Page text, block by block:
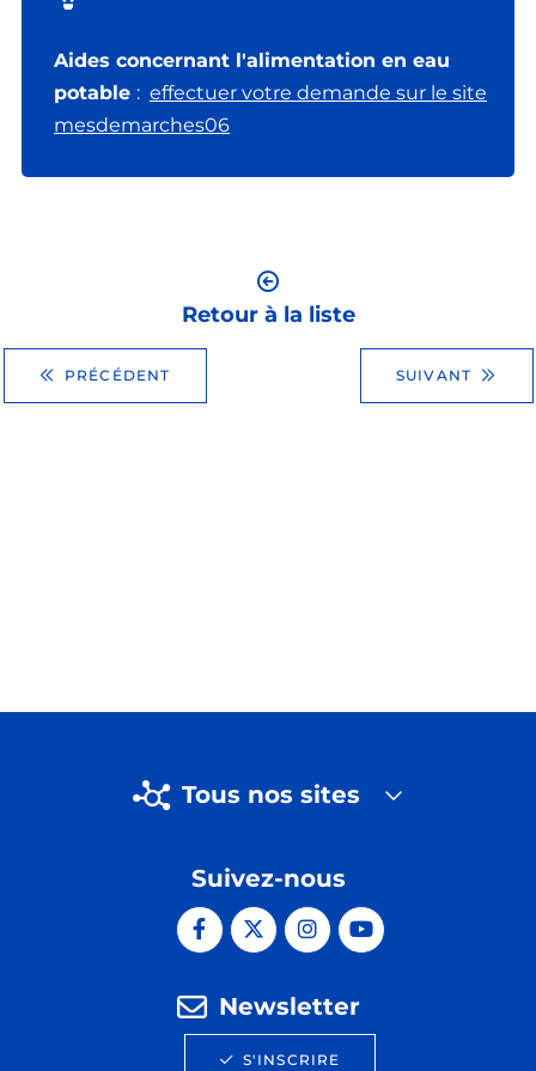
Aides concernant l'alimentation en eau
potable : effectuer votre demande sur le site
mesdemarches06
PRÉCÉDENT
Retour à la liste
SUIVANT
Tous nos sites
Suivez-nous
Newsletter
S'INSCRIRE